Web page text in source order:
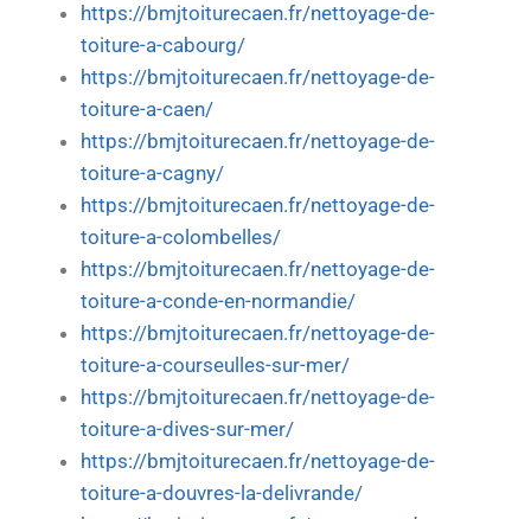
https://bmjtoiturecaen.fr/nettoyage-de-
toiture-a-cabourg/
https://bmjtoiturecaen.fr/nettoyage-de-
toiture-a-caen/
https://bmjtoiturecaen.fr/nettoyage-de-
toiture-a-cagny/
https://bmjtoiturecaen.fr/nettoyage-de-
toiture-a-colombelles/
https://bmjtoiturecaen.fr/nettoyage-de-
toiture-a-conde-en-normandie/
https://bmjtoiturecaen.fr/nettoyage-de-
toiture-a-courseulles-sur-mer/
https://bmjtoiturecaen.fr/nettoyage-de-
toiture-a-dives-sur-mer/
https://bmjtoiturecaen.fr/nettoyage-de-
toiture-a-douvres-la-delivrande/